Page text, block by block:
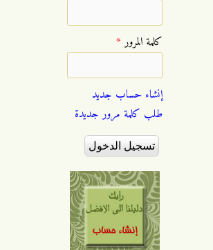
‏كلمة المرور ‏*
إنشاء حساب جديد
طلب كلمة مرور جديدة